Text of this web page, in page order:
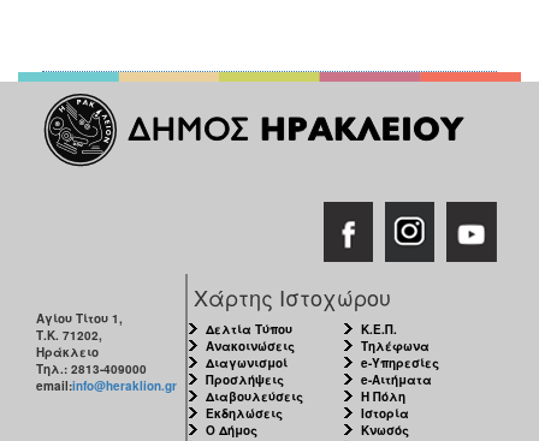
Αγίου Τίτου 1,
Τ.Κ. 71202,
Ηράκλειο
Τηλ.: 2813-409000
email:info@heraklion.gr
Χάρτης Ιστοχώρου
Δελτία Τύπου
Ανακοινώσεις
Διαγωνισμοί
Προσλήψεις
Διαβουλεύσεις
Εκδηλώσεις
Ο Δήμος
Κ.Ε.Π.
Τηλέφωνα
e-Υπηρεσίες
e-Αιτήματα
Η Πόλη
Ιστορία
Κνωσός